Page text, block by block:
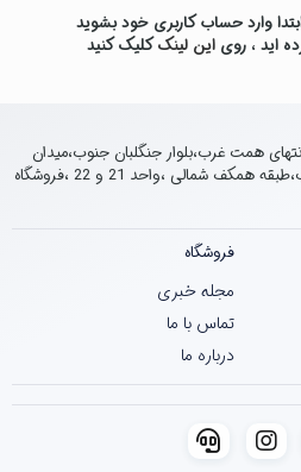
وارد حساب کاربری خود بشوید
اید ، روی این لینککلیک کنید
همت غرب،بلوار جنگلبان جنوب،میدان
موج،مرکز خرید سرزمین کودک آفتاب،طبقه همکف شمالی ،واحد 21 و 22 ،فروشگاه
فروشگاه
مجله خبری
تماس با ما
درباره ما